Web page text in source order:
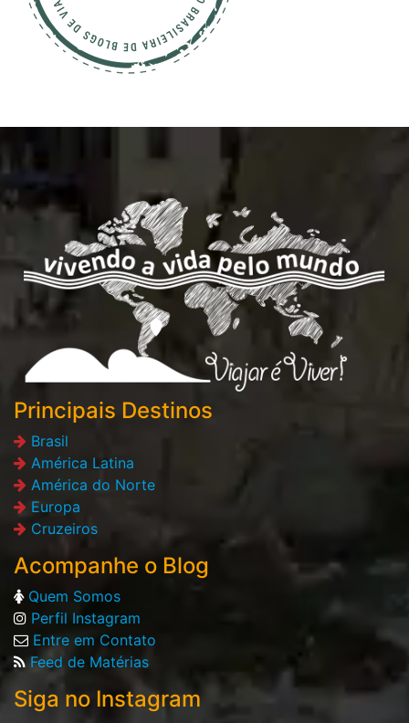
Principais Destinos
Brasil
América Latina
América do Norte
Europa
Cruzeiros
Acompanhe o Blog
Quem Somos
Perfil Instagram
Entre em Contato
Feed de Matérias
Siga no Instagram